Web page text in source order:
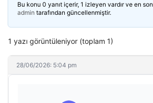
Bu konu 0 yanıt içerir, 1 izleyen vardır ve en son
admin tarafından güncellenmiştir.
1 yazı görüntüleniyor (toplam 1)
28/06/2026: 5:04 pm